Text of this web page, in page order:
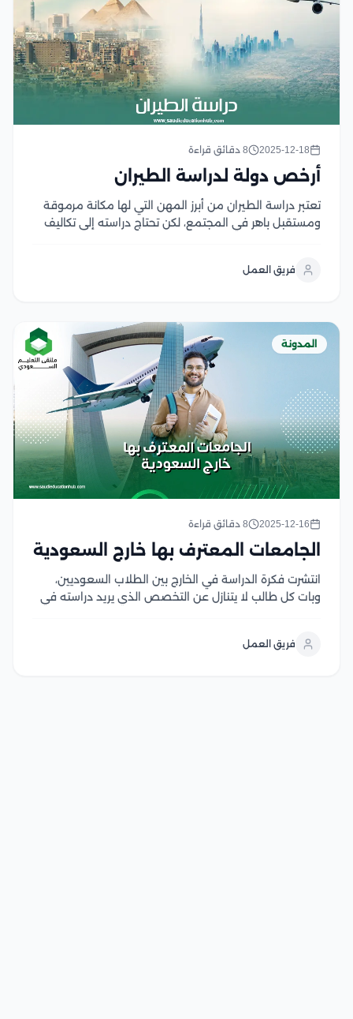
2025-12-18 8 دقائق قراءة
أرخص دولة لدراسة الطيران
تعتبر دراسة الطيران من أبرز المهن التي لها مكانة مرموقة
ومستقبل باهر في المجتمع، لكن تحتاج دراسته إلى تكاليف
التي تلبي احتياجاتهم...
فريق العمل
المدونة
2025-12-16 8 دقائق قراءة
الجامعات المعترف بها خارج السعودية
انتشرت فكرة الدراسة في الخارج بين الطلاب السعوديين،
وبات كل طالب لا يتنازل عن التخصص الذي يريد دراسته في
والدولية تمنح شهادة موثقة وذات...
فريق العمل